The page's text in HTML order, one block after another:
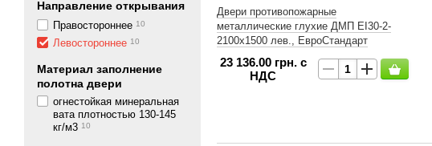
Двери противопожарные
металлические глухие ДМП ЕІ30-2-
2100х1500 лев., ЕвроСтандарт
23 136.00 грн. с
НДС
Направление открывания
Правостороннее 10
Левостороннее 10
Материал заполнение
полотна двери
огнестойкая минеральная
вата плотностью 130-145
кг/м3 10